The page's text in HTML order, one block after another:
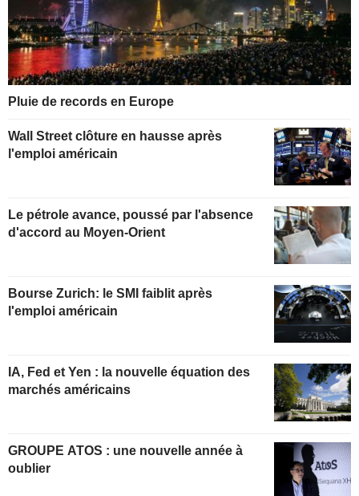
Pluie de records en Europe
Wall Street clôture en hausse après
l'emploi américain
Le pétrole avance, poussé par l'absence
d'accord au Moyen-Orient
Bourse Zurich: le SMI faiblit après
l'emploi américain
IA, Fed et Yen : la nouvelle équation des
marchés américains
GROUPE ATOS : une nouvelle année à
oublier